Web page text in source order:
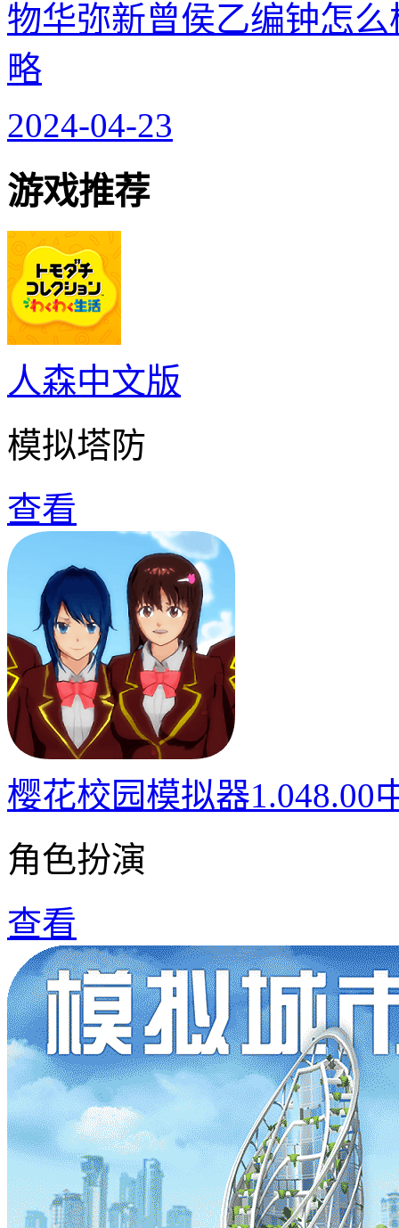
物华弥新曾侯乙编钟怎
略
2024-04-23
游戏推荐
人森中文版
模拟塔防
查看
樱花校园模拟器1.048.00
角色扮演
查看